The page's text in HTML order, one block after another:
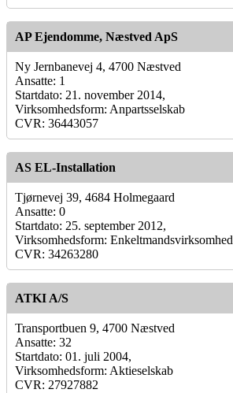
AP Ejendomme, Næstved ApS
Ny Jernbanevej 4, 4700 Næstved
Ansatte: 1
Startdato: 21. november 2014,
Virksomhedsform: Anpartsselskab
CVR: 36443057
AS EL-Installation
Tjørnevej 39, 4684 Holmegaard
Ansatte: 0
Startdato: 25. september 2012,
Virksomhedsform: Enkeltmandsvirksomhed
CVR: 34263280
ATKI A/S
Transportbuen 9, 4700 Næstved
Ansatte: 32
Startdato: 01. juli 2004,
Virksomhedsform: Aktieselskab
CVR: 27927882